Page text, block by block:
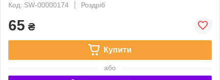
Код: SW-00000174
Роздріб
65 ₴
Купити
або